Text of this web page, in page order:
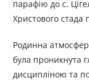
парафію до с.
Христового стада
Родинна
була проникнута
дисципліною та